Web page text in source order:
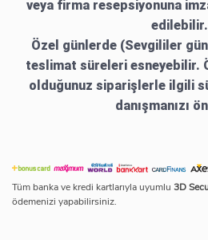
veya firma resepsiyonuna
edilebilir.
Özel günlerde (Sevgililer
teslimat süreleri esneyebilir.
olduğunuz siparişlerle ilgili
danışmanızı
Tüm banka ve kredi kartlarıyla uyumlu 3D
ödemenizi yapabilirsiniz.